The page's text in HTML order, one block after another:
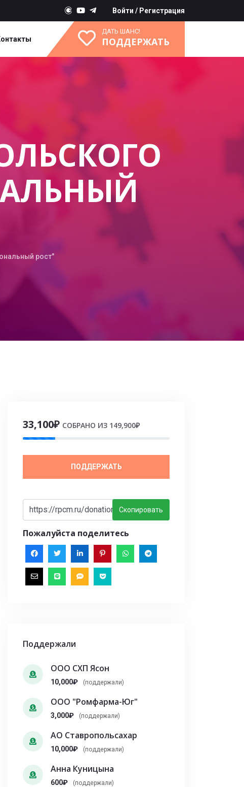
Войти / Регистрация
ДАТЬ ШАНС!
ПОДДЕРЖАТЬ
рост"
33,100₽ СОБРАНО ИЗ 149,900₽
ПОДДЕРЖАТЬ
Скопировать
Пожалуйста поделитесь
Поддержали
ООО СХП Ясон
10,000₽ (поддержали)
ООО "Ромфарма-Юг"
3,000₽ (поддержали)
АО Ставропольсахар
10,000₽ (поддержали)
Анна Куницына
600₽ (поддержали)